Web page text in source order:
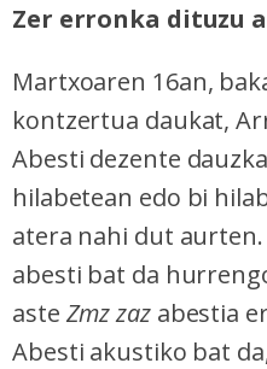
Zer erronka dituzu
Martxoaren 16an,
kontzertua daukat,
Abesti dezente
hilabetean edo bi
atera nahi dut
abesti bat da
aste Zmz zazabestia
Abesti akustiko bat